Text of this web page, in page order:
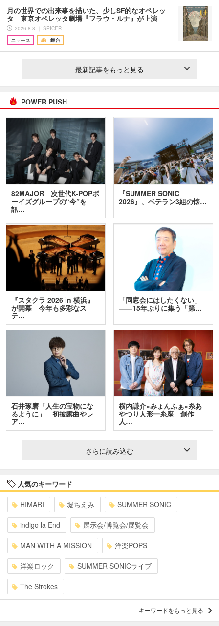
月の世界での出来事を描いた、少しSF的なオペレッ
タ 東京オペレッタ劇場『フラウ・ルナ』が上演
2026.8.8 ｜ SPICER
ニュース
舞台
最新記事をもっと見る
POWER PUSH
82MAJOR 次世代K-POPボ
ーイズグループの“今”を
訊…
『SUMMER SONIC
2026』、ベテラン3組の懐…
『スタクラ 2026 in 横浜』
が開幕 今年も多彩なス
テ…
「同窓会にはしたくない」
――15年ぶりに集う「第…
石井琢磨「人生の宝物にな
るように」 初披露曲やレ
ア…
横内謙介×みょんふぁ×糸あ
やつり人形一糸座 創作
人…
さらに読み込む
人気のキーワード
HIMARI 堀ちえみ SUMMER SONIC
indigo la End 展示会/博覧会/展覧会
MAN WITH A MISSION 洋楽POPS
洋楽ロック SUMMER SONICライブ
The Strokes
キーワードをもっと見る